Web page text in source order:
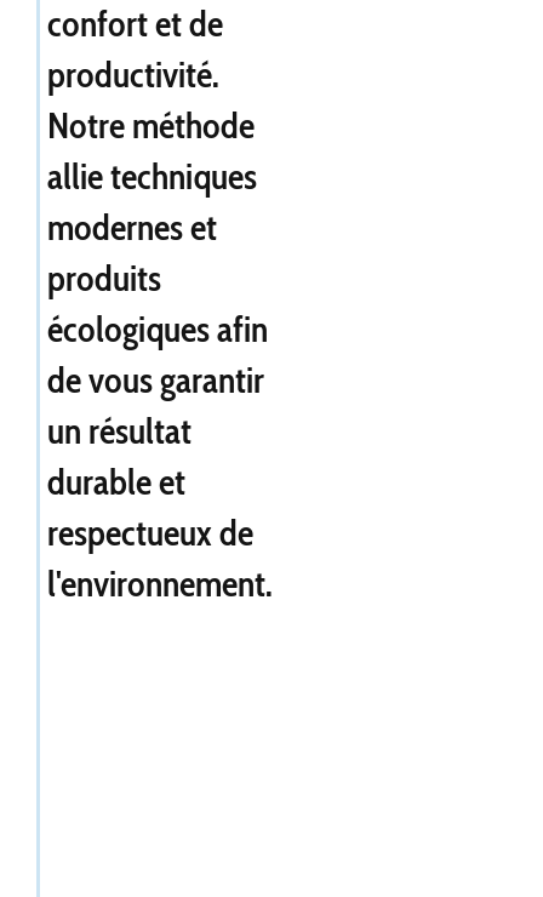
confort et de
productivité.
Notre méthode
allie techniques
modernes et
produits
écologiques afin
de vous garantir
un résultat
durable et
respectueux de
l'environnement.